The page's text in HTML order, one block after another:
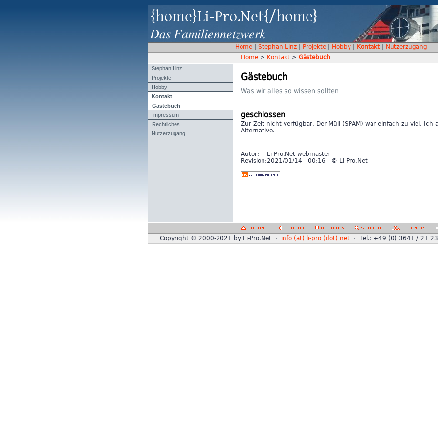
{home}Li-Pro.Net{/home}
Das Familiennetzwerk
Home| Stephan Linz| Projekte| Hobby| Kontakt| Nutzerzugang
Home > Kontakt > Gästebuch
Stephan Linz
Projekte
Hobby
Kontakt
Gästebuch
Impressum
Rechtliches
Nutzerzugang
Gästebuch
Was wir alles so wissen sollten
geschlossen
Zur Zeit nicht verfügbar. Der Müll (SPAM) war einfach zu viel. Ich
Alternative.
Autor:
Li-Pro.Net webmaster
Revision: 2021/01/14 - 00:16 - © Li-Pro.Net
Copyright © 2000-2021 by Li-Pro.Net · info (at) li-pro (dot) net· Tel.: +49 (0) 3641 / 21